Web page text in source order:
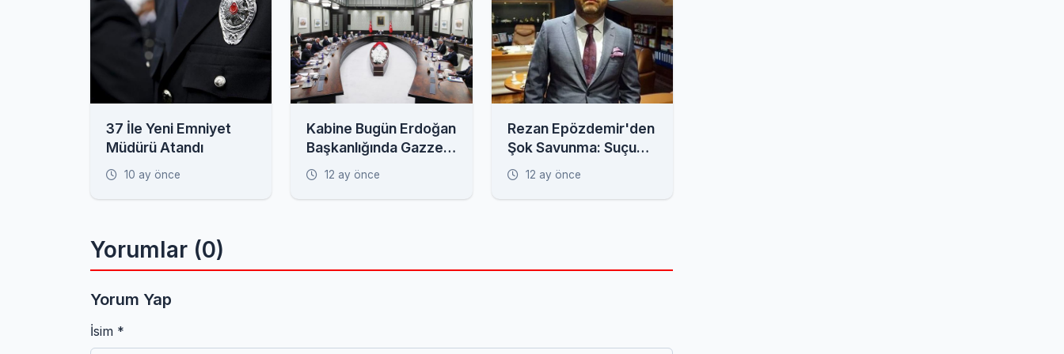
37 İle Yeni Emniyet
Müdürü Atandı
10 ay önce
Kabine Bugün Erdoğan
Başkanlığında Gazze
Gündemiyle
Toplanıyor
12 ay önce
Rezan Epözdemir'den
Şok Savunma: Suçu
Seçil Erzan'a Attı!
12 ay önce
Yorumlar (0)
Yorum Yap
İsim *